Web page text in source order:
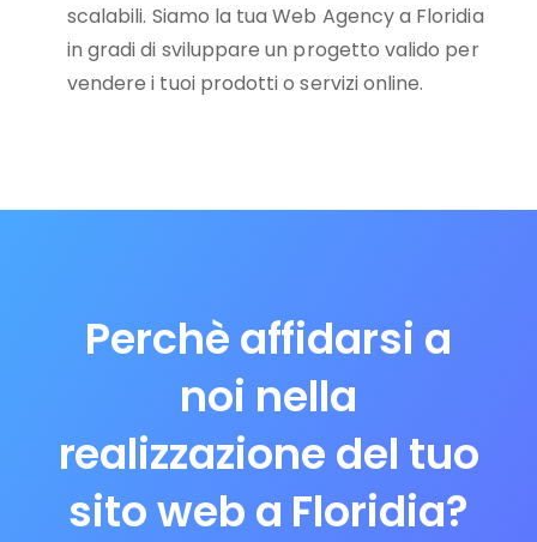
scalabili. Siamo la tua Web Agency a Floridia
in gradi di sviluppare un progetto valido per
vendere i tuoi prodotti o servizi online.
Perchè affidarsi a
noi nella
realizzazione del tuo
sito web a Floridia?